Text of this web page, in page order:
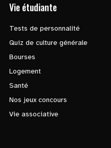
Vie étudiante
Tests de personnalité
Quiz de culture générale
Bourses
Logement
Santé
Nos jeux concours
Vie associative